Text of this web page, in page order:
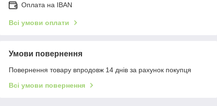
Оплата на IBAN
Всі умови оплати
Умови повернення
Повернення товару впродовж 14 днів за рахунок покупця
Всі умови повернення